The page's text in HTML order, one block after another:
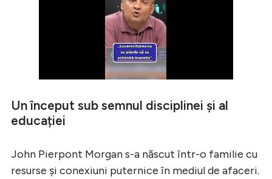
Un început sub semnul disciplinei și al
educației
John Pierpont Morgan s-a născut într-o familie cu
resurse și conexiuni puternice în mediul de afaceri.